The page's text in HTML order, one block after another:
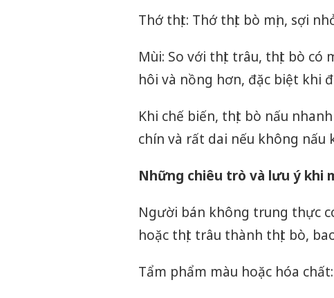
Thớ thịt: Thớ thịt bò mịn, sợi
Mùi: So với thịt trâu, thịt bò có
hôi và nồng hơn, đặc biệt khi
Khi chế biến, thịt bò nấu
chín và rất dai nếu không nấu
Những chiêu trò và lưu ý khi
Người bán không trung thực
hoặc thịt trâu thành thịt bò,
Tẩm phẩm màu hoặc hóa